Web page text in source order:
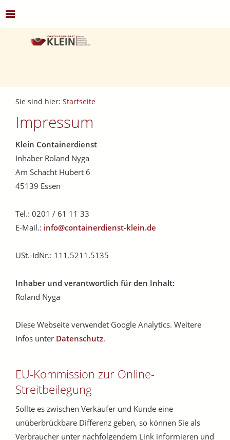
Sie sind hier: Startseite
Impressum
Klein Containerdienst
Inhaber Roland Nyga
Am Schacht Hubert 6
45139 Essen
Tel.: 0201 / 61 11 33
E-Mail.: info@containerdienst-klein.de
USt.-IdNr.: 111.5211.5135
Inhaber und verantwortlich für den Inhalt:
Roland Nyga
Diese Webseite verwendet Google Analytics. Weitere
Infos unter Datenschutz.
EU-Kommission zur Online-
Streitbeilegung
Sollte es zwischen Verkäufer und Kunde eine
unüberbrückbare Differenz geben, so können Sie als
Verbraucher unter nachfolgendem Link informieren und